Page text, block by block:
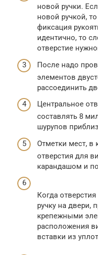
новой ручки.
новой ручкой,
фиксация
идентично, то
отверстие
После надо
элементов
рассоединить
Центральное
составлять 8
шурупов
Отметки мест, в
отверстия для
карандашом и
Когда
ручку на двери,
крепежными
расположения
вставки из